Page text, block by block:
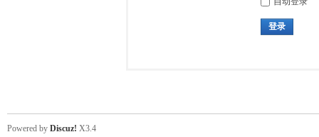
登录
Powered by Discuz! X3.4